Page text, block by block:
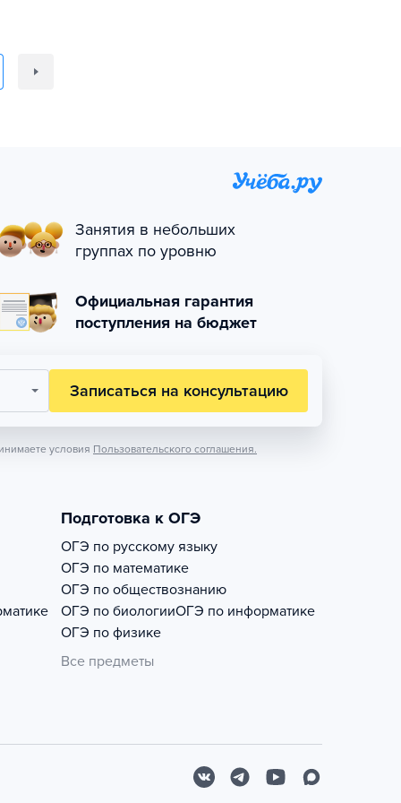
Занятия в небольших
группах по уровню
Официальная гарантия
поступления на бюджет
Записаться на консультацию
условия Пользовательского соглашения.
Подготовка к ОГЭ
ОГЭ по русскому языку
ОГЭ по математике
ОГЭ по обществознанию
ОГЭ по биологииОГЭ по информатике
ОГЭ по физике
Все предметы